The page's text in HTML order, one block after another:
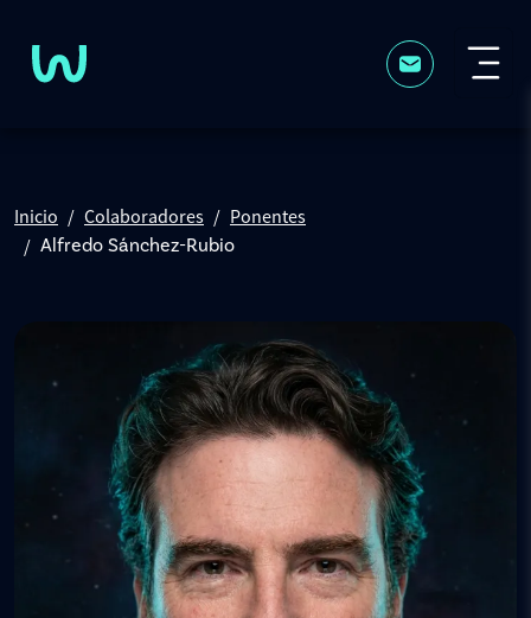
Inicio Colaboradores
Ponentes
Alfredo Sánchez-Rubio